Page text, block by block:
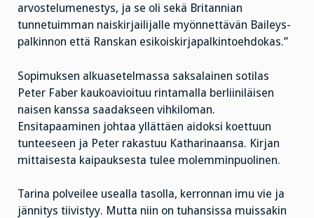
arvostelumenestys, ja se oli sekä Britannian
tunnetuimman naiskirjailijalle myönnettävän Baileys-
palkinnon että Ranskan esikoiskirjapalkintoehdokas.”
Sopimuksen alkuasetelmassa saksalainen sotilas
Peter Faber kaukoavioituu rintamalla berliiniläisen
naisen kanssa saadakseen vihkiloman.
Ensitapaaminen johtaa yllättäen aidoksi koettuun
tunteeseen ja Peter rakastuu Katharinaansa. Kirjan
mittaisesta kaipauksesta tulee molemminpuolinen.
Tarina polveilee usealla tasolla, kerronnan imu vie ja
jännitys tiivistyy. Mutta niin on tuhansissa muissakin